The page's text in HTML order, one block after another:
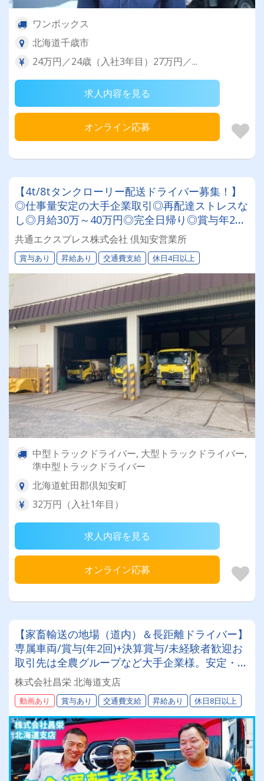
ワンボックス
北海道千歳市
24万円／24歳（入社3年目）27万円／...
求人内容を見る
オンライン応募
【4t/8tタンクローリー配送ドライバー募集！】
◎仕事量安定の大手企業取引◎再配達ストレスな
し◎月給30万～40万円◎完全日帰り◎賞与年2回
◎60歳以降も長く活躍できる環境です！★研修充
実で未経験の方も安心★
共通エクスプレス株式会社 倶知安営業所
賞与あり 昇給あり 交通費支給 休日4日以上
中型トラックドライバー, 大型トラックドライバー,
準中型トラックドライバー
北海道虻田郡倶知安町
32万円（入社1年目）
求人内容を見る
オンライン応募
【家畜輸送の地場（道内）＆長距離ドライバー】
専属車両/賞与(年2回)+決算賞与/未経験者歓迎お
取引先は全農グループなど大手企業様。安定・安
心の待遇です☆当社独自の待遇☆燃費ランキング
上位14位には毎月最大4万円～4000円支給♪
株式会社昌栄 北海道支店
動画あり 賞与あり 交通費支給 昇給あり 休日8日以上